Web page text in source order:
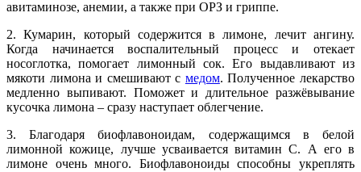
авитаминозе, анемии, а также при ОРЗ и гриппе.
2. Кумарин, который содержится в лимоне, лечит ангину.
Когда начинается воспалительный процесс и отекает
носоглотка, помогает лимонный сок. Его выдавливают из
мякоти лимона и смешивают с медом. Полученное лекарство
медленно выпивают. Поможет и длительное разжёвывание
кусочка лимона – сразу наступает облегчение.
3. Благодаря биофлавоноидам, содержащимся в белой
лимонной кожице, лучше усваивается витамин С. А его в
лимоне очень много. Биофлавоноиды способны укреплять